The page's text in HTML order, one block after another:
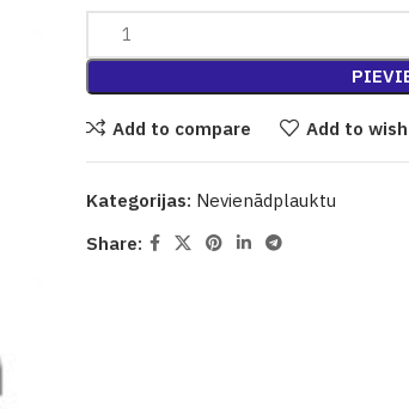
Add to compare Add to
Kategorijas: Nevienādplauktu
Share: